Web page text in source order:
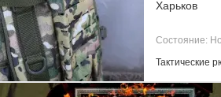
Харьков
Состояние:
Тактические